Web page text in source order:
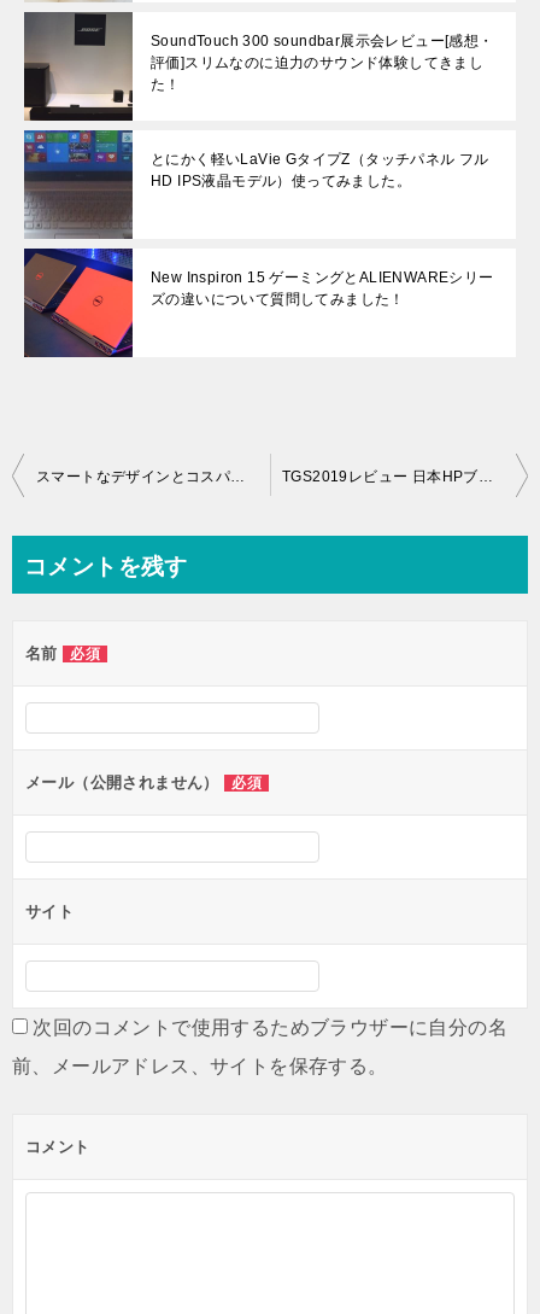
SoundTouch 300 soundbar展示会レビュー[感想・
評価]スリムなのに迫力のサウンド体験してきまし
た！
とにかく軽いLaVie GタイプZ（タッチパネル フル
HD IPS液晶モデル）使ってみました。
New Inspiron 15 ゲーミングとALIENWAREシリー
ズの違いについて質問してみました！
投
ビ
ー
シ
ョ
ン
スマートなデザインとコスパが良いENVY x360 13展示会レビュー TGS2019レビュー 日本HPブースはOMENシリーズを展示＆体験！
コメントを残す
名前 必須
メール（公開されません） 必須
サイト
次回のコメントで使用するためブラウザーに自分の名
前、メールアドレス、サイトを保存する。
コメント